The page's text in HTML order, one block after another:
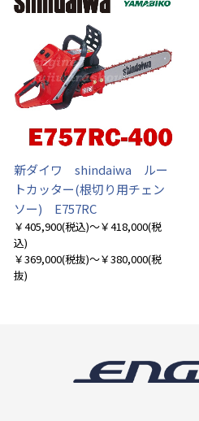
新ダイワ shindaiwa ルー
トカッター(根切り用チェン
ソー) E757RC
￥405,900(税込)～￥418,000(税
込)
￥369,000(税抜)～￥380,000(税
抜)